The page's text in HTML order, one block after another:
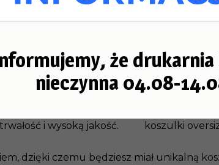
że drukarnia
nieczynna 04.08-
z nadrukiem!
i rozmiarach,
lub napisem.
i wysoką jakość.
W naszej
zarówno dla
męskim oraz
krótkim lub
koszulki
dzięki czemu będziesz miał unikalną